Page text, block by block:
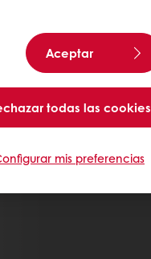
Aceptar
todas las cookies
mis preferencias